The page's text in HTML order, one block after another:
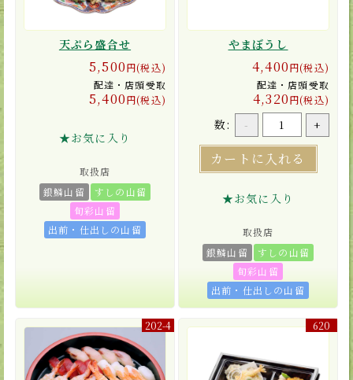
天ぷら盛合せ
5,500円(税込)
配達・店頭受取
5,400円(税込)
★お気に入り
取扱店
銀鱗山留
すしの山留
旬彩山留
出前・仕出しの山留
やまぼうし
4,400円(税込)
配達・店頭受取
4,320円(税込)
数: - +
カートに入れる
★お気に入り
取扱店
銀鱗山留
すしの山留
旬彩山留
出前・仕出しの山留
202-4 620